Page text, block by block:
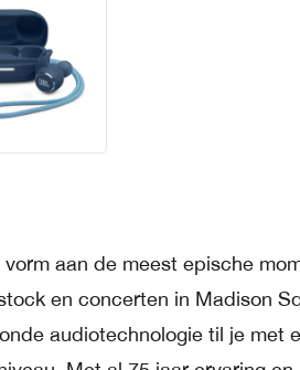
aan de meest epische
en concerten in Madison
audiotechnologie til je met